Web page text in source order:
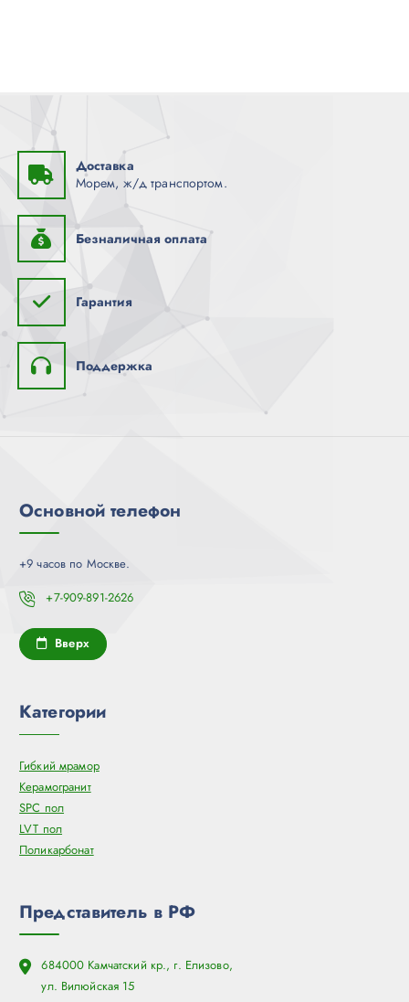
Доставка
Морем, ж/д транспортом.
Безналичная оплата
Гарантия
Поддержка
Основной телефон
+9 часов по Москве.
+7-909-891-2626
Вверх
Категории
Гибкий мрамор
Керамогранит
SPC пол
LVT пол
Поликарбонат
Представитель в РФ
684000 Камчатский кр., г. Елизово,
ул. Вилюйская 15